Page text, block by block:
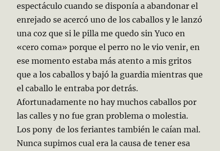
espectáculo cuando se disponía a abandonar el
enrejado se acercó uno de los caballos y le lanzó
una coz que si le pilla me quedo sin Yuco en
«cero coma» porque el perro no le vio venir, en
ese momento estaba más atento a mis gritos
que a los caballos y bajó la guardia mientras que
el caballo le entraba por detrás.
Afortunadamente no hay muchos caballos por
las calles y no fue gran problema o molestia.
Los pony de los feriantes también le caían mal.
Nunca supimos cual era la causa de tener esa